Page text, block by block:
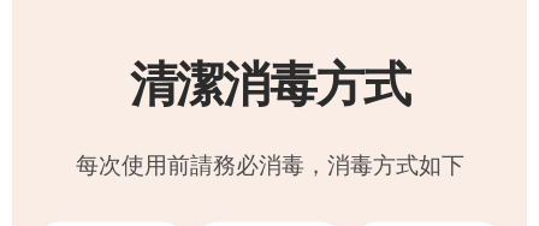
清潔消毒方式
每次使用前請務必消毒，消毒方式如下